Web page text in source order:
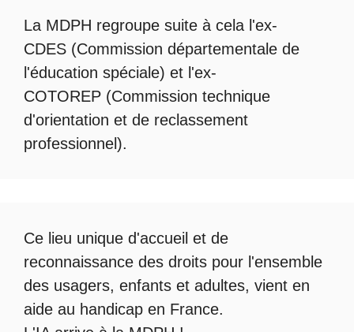
La MDPH regroupe suite à cela l'ex-
CDES (Commission départementale de
l'éducation spéciale) et l'ex-
COTOREP (Commission technique
d'orientation et de reclassement
professionnel).
Ce lieu unique d'accueil et de
reconnaissance des droits pour l'ensemble
des usagers, enfants et adultes, vient en
aide au handicap en France.